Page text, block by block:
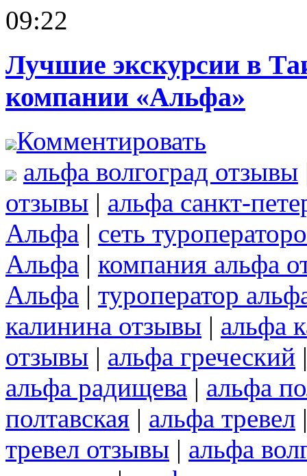
09:22
Лучшие экскурсии в
компании «Альфа»
Комментировать
альфа волгоград отзывы
отзывы | альфа санкт-
Альфа | сеть
Альфа | компания альфа
Альфа | туроператор
калинина отзывы | альфа
отзывы | альфа греческий
альфа радищева | альфа
полтавская | альфа тревел
тревел отзывы | альфа